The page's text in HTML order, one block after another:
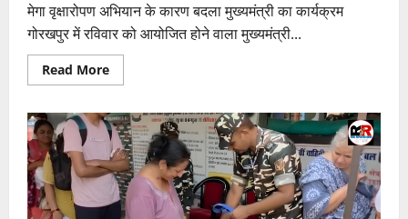
मेगा वृक्षारोपण अभियान के कारण बदला मुख्यमंत्री का कार्यक्रम
गोरखपुर में रविवार को आयोजित होने वाला मुख्यमंत्री...
Read MoreRead
more
में
जनता
दर्शन
नहीं
होगा,
मेगा
वृक्षारोपण
अभियान